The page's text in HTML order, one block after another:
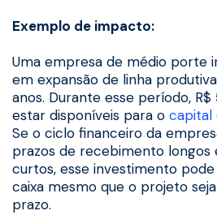
Exemplo de impacto:
Uma empresa de médio porte
em expansão de linha
anos. Durante esse período,
estar disponíveis para o capital
Se o ciclo financeiro da
prazos de recebimento longos
curtos, esse investimento
caixa mesmo que o projeto
prazo.